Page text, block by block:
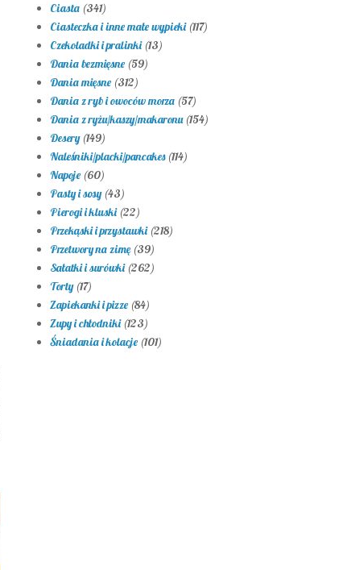
Ciasta (341)
Ciasteczka i inne małe wypieki (117)
Czekoladki i pralinki (13)
Dania bezmięsne (59)
Dania mięsne (312)
Dania z ryb i owoców morza (57)
Dania z ryżu/kaszy/makaronu (154)
Desery (149)
Naleśniki/placki/pancakes (114)
Napoje (60)
Pasty i sosy (43)
Pierogi i kluski (22)
Przekąski i przystawki (218)
Przetwory na zimę (39)
Sałatki i surówki (262)
Torty (17)
Zapiekanki i pizze (84)
Zupy i chłodniki (123)
Śniadania i kolacje (101)